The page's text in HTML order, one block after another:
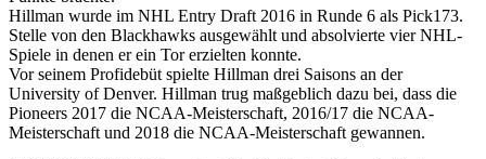
Hillman wurde im NHL Entry Draft 2016 in Runde 6 als Pick173.
Stelle von den Blackhawks ausgewählt und absolvierte vier NHL-
Spiele in denen er ein Tor erzielten konnte.
Vor seinem Profidebüt spielte Hillman drei Saisons an der
University of Denver. Hillman trug maßgeblich dazu bei, dass die
Pioneers 2017 die NCAA-Meisterschaft, 2016/17 die NCAA-
Meisterschaft und 2018 die NCAA-Meisterschaft gewannen.